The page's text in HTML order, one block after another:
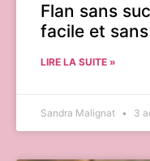
Flan sans
facile et
LIRE LA SUITE »
Sandra Malignat 3